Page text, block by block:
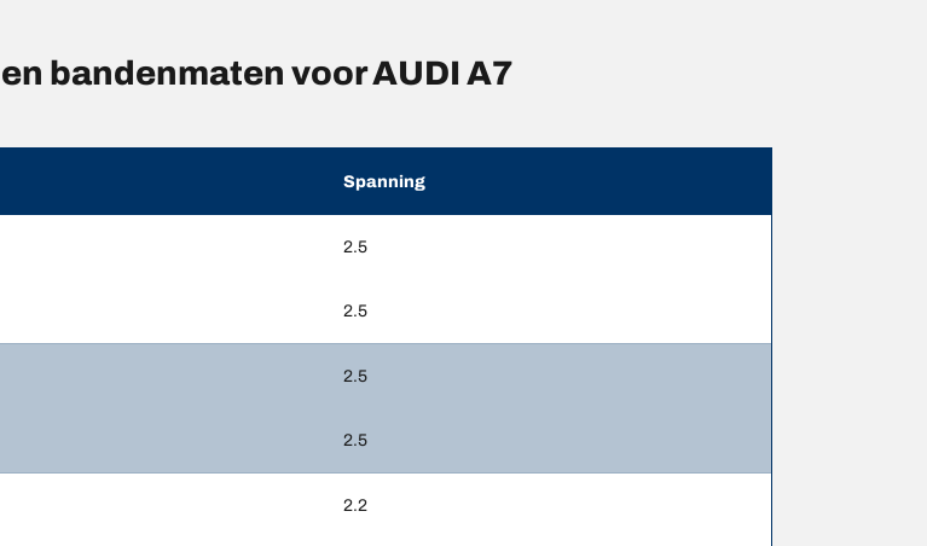
bandenmaten voor AUDI A7
Spanning
2.5
2.5
2.5
2.5
2.2